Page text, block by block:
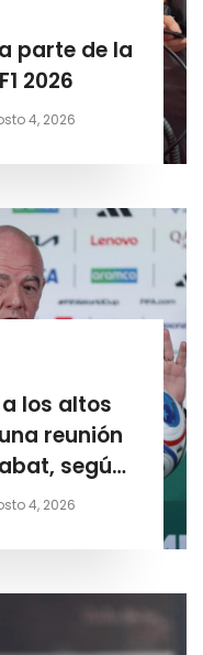
parte de la
2026
4, 2026
los altos
reunión
según
4, 2026